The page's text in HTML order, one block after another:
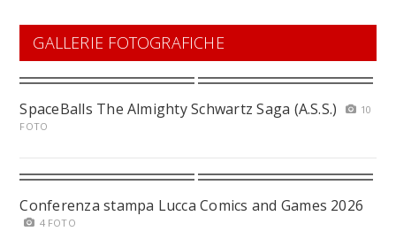
GALLERIE FOTOGRAFICHE
SpaceBalls The Almighty Schwartz Saga (A.S.S.)
10
FOTO
Conferenza stampa Lucca Comics and Games 2026
4 FOTO